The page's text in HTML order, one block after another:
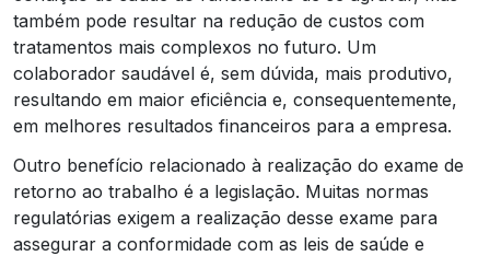
também pode resultar na redução de custos com
tratamentos mais complexos no futuro. Um
colaborador saudável é, sem dúvida, mais produtivo,
resultando em maior eficiência e, consequentemente,
em melhores resultados financeiros para a empresa.
Outro benefício relacionado à realização do exame de
retorno ao trabalho é a legislação. Muitas normas
regulatórias exigem a realização desse exame para
assegurar a conformidade com as leis de saúde e